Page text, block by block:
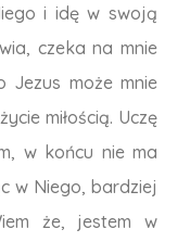
i idę w swoją
czeka na mnie
Jezus może mnie
miłością. Uczę
w końcu nie ma
w Niego, bardziej
że, jestem w